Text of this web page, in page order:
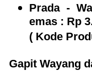
Prada -
emas : Rp
( Kode
Gapit Wayang